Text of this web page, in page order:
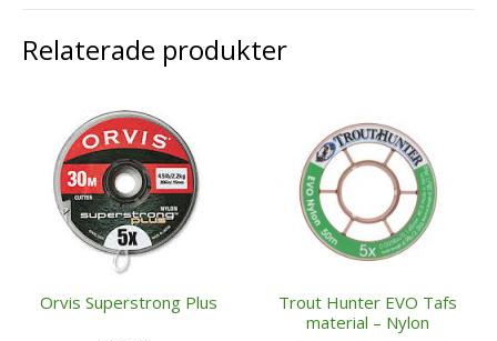
Relaterade produkter
Orvis Superstrong Plus
Trout Hunter EVO Tafs
material – Nylon